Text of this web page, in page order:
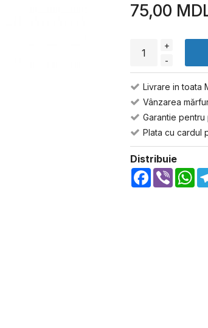
75,00
+
-
Livrare in toata
Vânzarea
Garantie
Plata cu cardul
Distribuie
Facebook
Viber